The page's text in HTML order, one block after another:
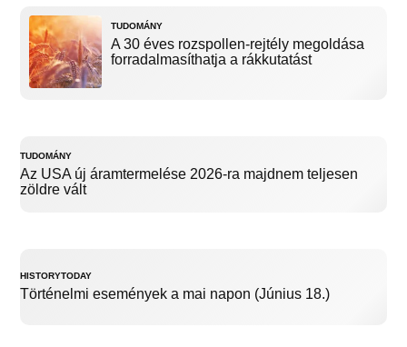
TUDOMÁNY
A 30 éves rozspollen-rejtély megoldása
forradalmasíthatja a rákkutatást
TUDOMÁNY
Az USA új áramtermelése 2026-ra majdnem teljesen
zöldre vált
HISTORYTODAY
Történelmi események a mai napon (Június 18.)